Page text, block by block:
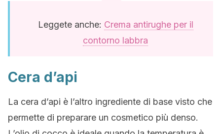
Leggete anche: Crema antirughe per il
contorno labbra
Cera d’api
La cera d’api è l’altro ingrediente di base visto che
permette di preparare un cosmetico più denso.